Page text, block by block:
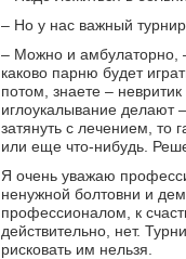
– Но у нас важный
– Можно и амбулаторно,
каково парню будет
потом, знаете –
иглоукалывание делают
затянуть с лечением, то
или еще что-нибудь.
Я очень уважаю
ненужной болтовни и
профессионалом, к
действительно, нет.
рисковать им нельзя.